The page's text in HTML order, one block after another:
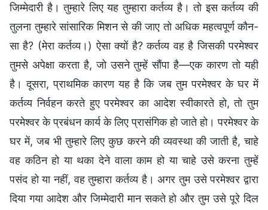
जिम्मेदारी है। तुम्हारे लिए यह तुम्हारा कर्तव्य है। तो इस कर्तव्य की
तुलना तुम्हारे सांसारिक मिशन से की जाए तो अधिक महत्वपूर्ण कौन-
सा है? (मेरा कर्तव्य।) ऐसा क्यों है? कर्तव्य वह है जिसकी परमेश्वर
तुमसे अपेक्षा करता है, जो उसने तुम्हें सौंपा है—एक कारण तो यही
है। दूसरा, प्राथमिक कारण यह है कि जब तुम परमेश्वर के घर में
कर्तव्य निर्वहन करते हुए परमेश्वर का आदेश स्वीकारते हो, तो तुम
परमेश्वर के प्रबंधन कार्य के लिए प्रासंगिक हो जाते हो। परमेश्वर के
घर में, जब भी तुम्हारे लिए कुछ करने की व्यवस्था की जाती है, चाहे
वह कठिन हो या थका देने वाला काम हो या चाहे उसे करना तुम्हें
पसंद हो या नहीं, वह तुम्हारा कर्तव्य है। अगर तुम उसे परमेश्वर द्वारा
दिया गया आदेश और जिम्मेदारी मान सकते हो और तुम उसे पूरे दिल